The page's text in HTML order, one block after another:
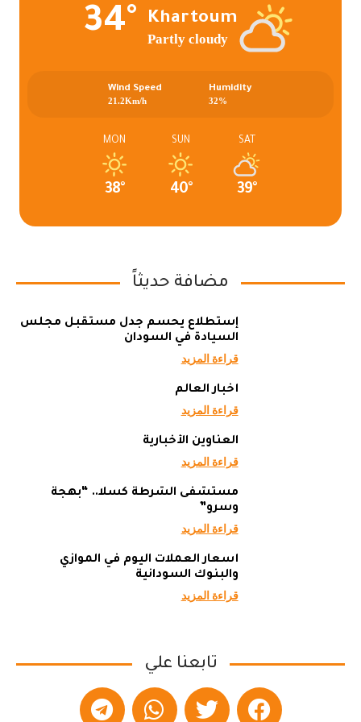
Khartoum
Partly cloudy
34°
Humidity
32%
Wind Speed
21.2Km/h
SAT
39°
SUN
40°
MON
38°
مضافة حديثاً
إستطلاع يحسم جدل مستقبل مجلس
السيادة في السودان
قراءة المزيد
أخبار العالم
قراءة المزيد
العناوين الأخبارية
قراءة المزيد
مستشفى الشرطة كسلا.. “بهجة
وسرو”
قراءة المزيد
أسعار العملات اليوم في الموازي
والبنوك السودانية
قراءة المزيد
تابعنا علي